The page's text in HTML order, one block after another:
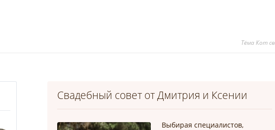
Тёма Кот
Свадебный совет от Дмитрия и Ксении
Выбирая специалистов,